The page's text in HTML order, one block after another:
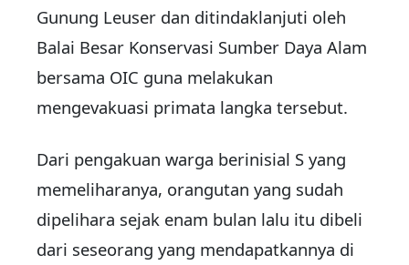
Gunung Leuser dan ditindaklanjuti oleh
Balai Besar Konservasi Sumber Daya Alam
bersama OIC guna melakukan
mengevakuasi primata langka tersebut.
Dari pengakuan warga berinisial S yang
memeliharanya, orangutan yang sudah
dipelihara sejak enam bulan lalu itu dibeli
dari seseorang yang mendapatkannya di